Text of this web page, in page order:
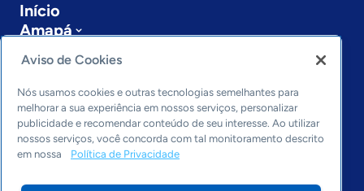
Início
Amapá
Sobre a ASN
Últimas notícias
Entre em contato
Editorias
Economia & Política
Inovação & Tecnologia
Cultura empreendedora
Aviso de Cookies
Nós usamos cookies e outras tecnologias semelhantes para
melhorar a sua experiência em nossos serviços, personalizar
publicidade e recomendar conteúdo de seu interesse. Ao utilizar
nossos serviços, você concorda com tal monitoramento descrito
em nossa
Política de Privacidade